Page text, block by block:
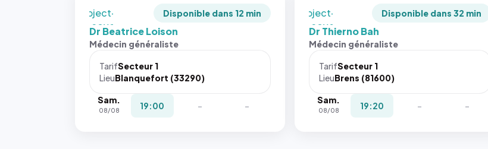
`object-
fit: cover`.
Sans ces
navigateur
pas la
place, et
Disponible dans 12 min
Dr Beatrice Loison
Médecin généraliste
TarifSecteur 1
LieuBlanquefort (33290)
Sam.
08/08 19:00 - -
`object-
fit: cover`.
Sans ces
navigateur
pas la
place, et
Disponible dans 32 min
Dr Thierno Bah
Médecin généraliste
TarifSecteur 1
LieuBrens (81600)
Sam.
08/08 19:20 - -